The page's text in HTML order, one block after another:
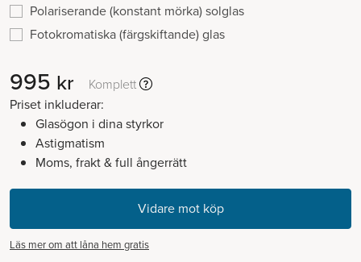
Polariserande (konstant mörka) solglas
Fotokromatiska (färgskiftande) glas
995 kr
Komplett
Priset inkluderar:
Glasögon i dina styrkor
Astigmatism
Moms, frakt & full ångerrätt
Läs mer om att låna hem gratis